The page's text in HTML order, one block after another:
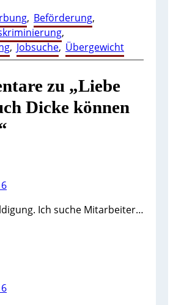
, Beförderung,
,
, Jobsuche, Übergewicht
zu „Liebe
Dicke können
Ich suche Mitarbeiter…